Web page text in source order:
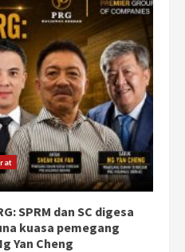
SPRM dan SC digesa
kuasa pemegang
Yan Cheng